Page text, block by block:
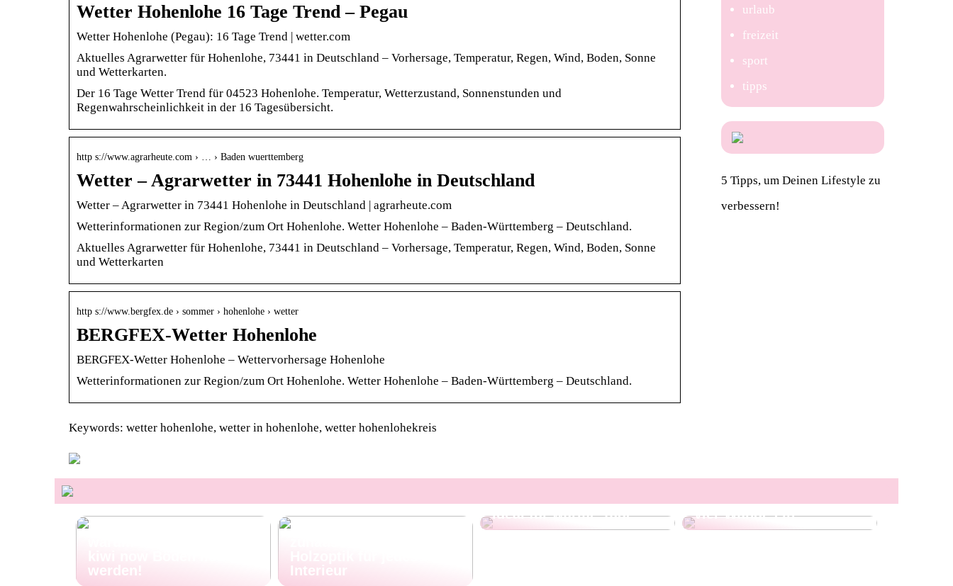
Wetter Hohenlohe 16 Tage Trend – Pegau
Wetter Hohenlohe (Pegau): 16 Tage Trend | wetter.com
Aktuelles Agrarwetter für Hohenlohe, 73441 in Deutschland – Vorhersage, Temperatur, Regen, Wind, Boden, Sonne
und Wetterkarten.
Der 16 Tage Wetter Trend für 04523 Hohenlohe. Temperatur, Wetterzustand, Sonnenstunden und
Regenwahrscheinlichkeit in der 16 Tagesübersicht.
http s://www.agrarheute.com › … › Baden wuerttemberg
Wetter – Agrarwetter in 73441 Hohenlohe in Deutschland
Wetter – Agrarwetter in 73441 Hohenlohe in Deutschland | agrarheute.com
Wetterinformationen zur Region/zum Ort Hohenlohe. Wetter Hohenlohe – Baden-Württemberg – Deutschland.
Aktuelles Agrarwetter für Hohenlohe, 73441 in Deutschland – Vorhersage, Temperatur, Regen, Wind, Boden, Sonne
und Wetterkarten
http s://www.bergfex.de › sommer › hohenlohe › wetter
BERGFEX-Wetter Hohenlohe
BERGFEX-Wetter Hohenlohe – Wettervorhersage Hohenlohe
Wetterinformationen zur Region/zum Ort Hohenlohe. Wetter Hohenlohe – Baden-Württemberg – Deutschland.
Keywords: wetter hohenlohe, wetter in hohenlohe, wetter hohenlohekreis
urlaub
freizeit
sport
tipps
5 Tipps, um Deinen Lifestyle zu
verbessern!
Pet Talk: 5 Gründe,
werden!
Porzellan, das sich wie
Interieur
ideal für warme Tage
vier Wände ein